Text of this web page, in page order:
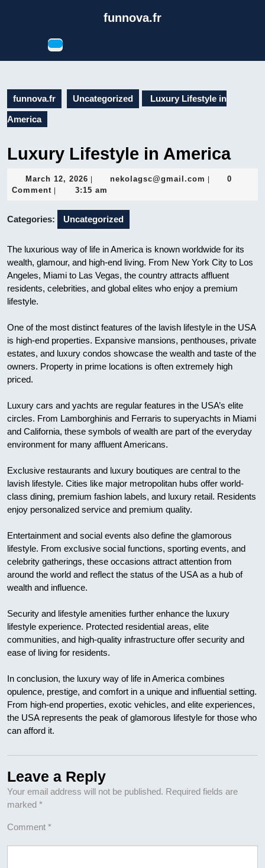
funnova.fr
Open
funnova.fr Uncategorized Luxury Lifestyle in
America
Luxury Lifestyle in America
March 12, 2026 March
12,
nekolagsc@gmail.com
0
Comment
3:15 am
Categories: Uncategorized
The luxurious way of life in America is known worldwide for its
wealth, glamour, and high-end living. From New York City to Los
Angeles, Miami to Las Vegas, the country attracts affluent
residents, celebrities, and global elites who enjoy a premium
lifestyle.
One of the most distinct features of the lavish lifestyle in the USA
is high-end properties. Expansive mansions, penthouses, private
estates, and luxury condos showcase the wealth and taste of the
owners. Property in prime locations is often extremely high
priced.
Luxury cars and yachts are regular features in the USA’s elite
circles. From Lamborghinis and Ferraris to superyachts in Miami
and California, these symbols of wealth are part of the everyday
environment for many affluent Americans.
Exclusive restaurants and luxury boutiques are central to the
lavish lifestyle. Cities like major metropolitan hubs offer world-
class dining, premium fashion labels, and luxury retail. Residents
enjoy personalized service and premium quality.
Entertainment and social events also define the glamorous
lifestyle. From exclusive social functions, sporting events, and
celebrity gatherings, these occasions attract attention from
around the world and reflect the status of the USA as a hub of
wealth and influence.
Security and lifestyle amenities further enhance the luxury
lifestyle experience. Protected residential areas, elite
communities, and high-quality infrastructure offer security and
ease of living for residents.
In conclusion, the luxury way of life in America combines
opulence, prestige, and comfort in a unique and influential setting.
From high-end properties, exotic vehicles, and elite experiences,
the USA represents the peak of glamorous lifestyle for those who
can afford it.
Leave a Reply
Your email address will not be published. Required fields are
marked *
Comment *